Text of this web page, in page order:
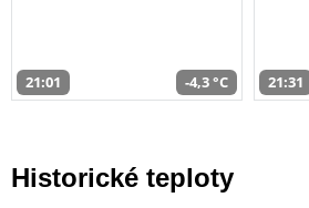
21:01 -4,3 °C 21:31
Historické teploty